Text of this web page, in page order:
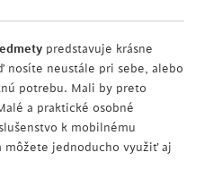
predstavuje krásne
nosíte neustále pri sebe, alebo
potrebu. Mali by preto
a praktické osobné
k mobilnému
jednoducho využiť aj